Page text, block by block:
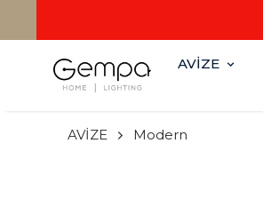
AVİZE
AVİZE Modern